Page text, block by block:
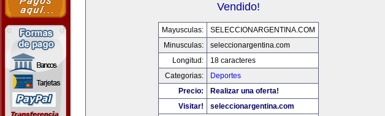
Vendido!
Mayusculas:
SELECCIONARGENTINA.COM
Minusculas:
seleccionargentina.com
Longitud:
18 caracteres
Categorias:
Deportes
Precio:
Realizar una oferta!
Visitar!
seleccionargentina.com